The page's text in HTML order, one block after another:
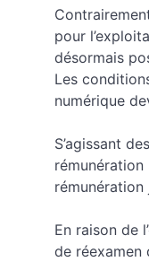
pour
désormais
Les
numérique
S’agissant
rémunération
En raison de
de réexamen